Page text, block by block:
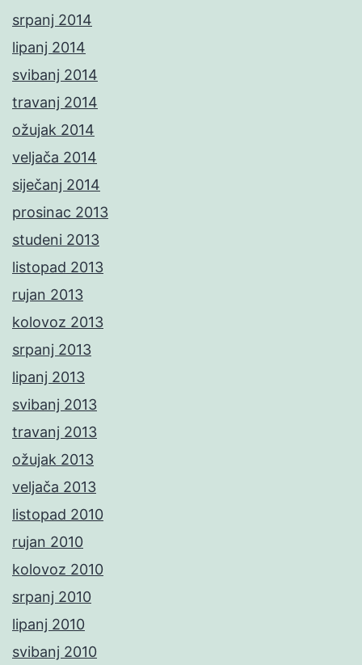
srpanj 2014
lipanj 2014
svibanj 2014
travanj 2014
ožujak 2014
veljača 2014
siječanj 2014
prosinac 2013
studeni 2013
listopad 2013
rujan 2013
kolovoz 2013
srpanj 2013
lipanj 2013
svibanj 2013
travanj 2013
ožujak 2013
veljača 2013
listopad 2010
rujan 2010
kolovoz 2010
srpanj 2010
lipanj 2010
svibanj 2010